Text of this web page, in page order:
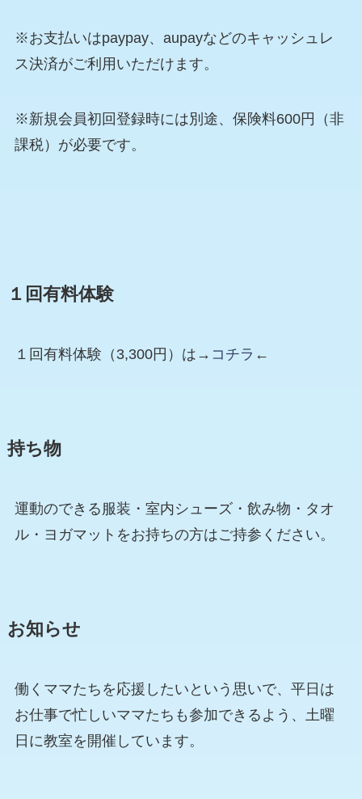
※お支払いはpaypay、aupayなどのキャッシュレ
ス決済がご利用いただけます。
※新規会員初回登録時には別途、保険料600円（非
課税）が必要です。
１回有料体験
１回有料体験（3,300円）は→ コチラ ←
持ち物
運動のできる服装・室内シューズ・飲み物・タオ
ル・ヨガマットをお持ちの方はご持参ください。
お知らせ
働くママたちを応援したいという思いで、平日は
お仕事で忙しいママたちも参加できるよう、土曜
日に教室を開催しています。